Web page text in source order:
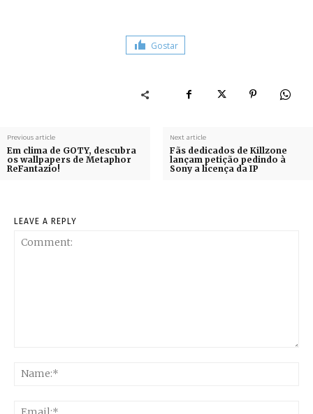
Gostar
Previous article
Em clima de GOTY, descubra
os wallpapers de Metaphor
ReFantazio!
Next article
Fãs dedicados de Killzone
lançam petição pedindo à
Sony a licença da IP
LEAVE A REPLY